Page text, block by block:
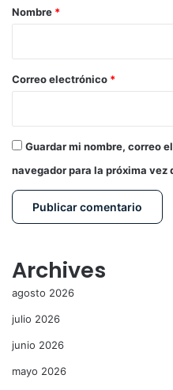
r
*
Nombre *
Correo electrónico *
Guardar mi nombre, correo
navegador para la próxima vez
Archives
agosto 2026
julio 2026
junio 2026
mayo 2026